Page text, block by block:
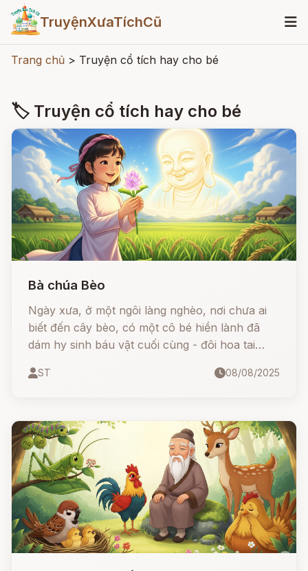
TruyệnXưaTíchCũ
Trang chủ > Truyện cổ tích hay cho bé
🏷 Truyện cổ tích hay cho bé
Bà chúa Bèo
Ngày xưa, ở một ngôi làng nghèo, nơi chưa ai
biết đến cây bèo, có một cô bé hiền lành đã
dám hy sinh báu vật cuối cùng - đôi hoa tai
khỏi mất mùa. Nhờ tấm lòng nhân hậu, cô
người dân tôn kính cô là Bà Chúa Bèo và lập
đền thờ tại Thái Bình.
ST 08/08/2025